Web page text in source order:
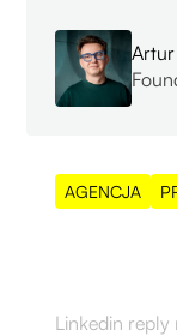
AGENCJA
Linkedin reply